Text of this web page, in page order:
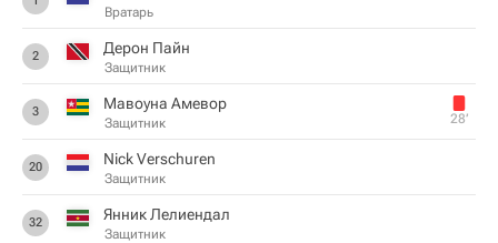
Вратарь
2 Дерон Пайн
Защитник
3 Мавоуна Амевор
Защитник 28‎’‎
20 Nick Verschuren
Защитник
32 Янник Лелиендал
Защитник